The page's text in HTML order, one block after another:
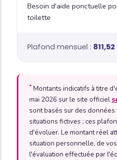
Besoin d'aide ponctuelle
toilette
* Montants indicatifs à titre
mai 2026 sur le site officiel
sont basés sur des
situations fictives ; ces
d'évoluer. Le montant réel
situation personnelle, de
l'évaluation effectuée par